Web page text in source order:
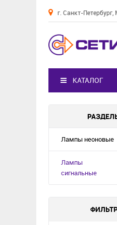
г. Санкт-
КАТАЛОГ
Лампы неоновые
Лампы
сигнальные